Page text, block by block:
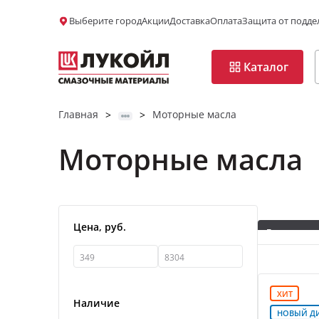
Выберите городАкцииДоставкаОплатаЗащита от
Каталог
Да, верно Изменить
Да, верно Изменить
Главная > > Моторные масла
Моторные масла
Цена, руб.
Наличие
Легковые
0W-30
ХИТ
НОВЫЙ